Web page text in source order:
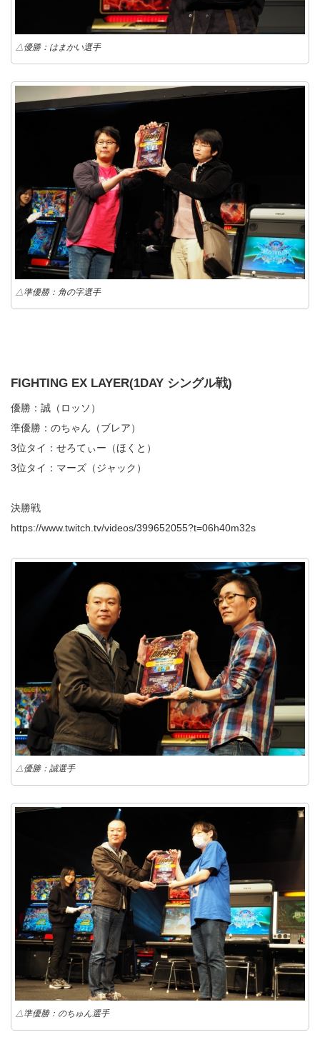
△優勝：はまかい選手
△準優勝：角の字選手
FIGHTING EX LAYER(1DAY シングル戦)
優勝：誠（ロッソ）
準優勝：のちゃん（ブレア）
3位タイ：せろてぃー（ほくと）
3位タイ：マーズ（ジャック）
決勝戦
https://www.twitch.tv/videos/399652055?t=06h40m32s
△優勝：誠選手
△準優勝：のちゅん選手